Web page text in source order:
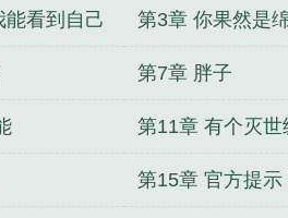
代 内海湾城市的等待 江教授
久加生命，这个弓箭手有亿点肉
看到自己 第3章 你果然是
第7章 胖子
第11章 有个灭
临现实
第15章 官方提示